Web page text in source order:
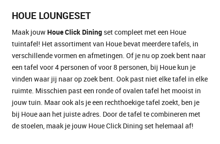
HOUE LOUNGESET
Maak jouw Houe Click Dining set compleet met een Houe
tuintafel! Het assortiment van Houe bevat meerdere tafels, in
verschillende vormen en afmetingen. Of je nu op zoek bent naar
een tafel voor 4 personen of voor 8 personen, bij Houe kun je
vinden waar jij naar op zoek bent. Ook past niet elke tafel in elke
ruimte. Misschien past een ronde of ovalen tafel het mooist in
jouw tuin. Maar ook als je een rechthoekige tafel zoekt, ben je
bij Houe aan het juiste adres. Door de tafel te combineren met
de stoelen, maak je jouw Houe Click Dining set helemaal af!